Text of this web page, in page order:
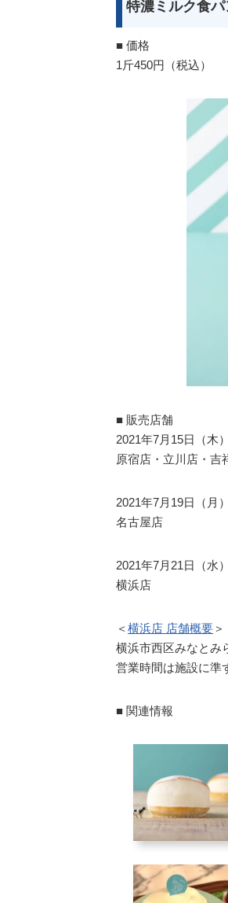
特濃ミルク食
■ 価格
1斤450円（税込）
■ 販売店舗
2021年7月15日（木
原宿店・立川店・吉
2021年7月19日（月
名古屋店
2021年7月21日（水
横浜店
＜横浜店 店舗概要＞
横浜市西区みなとみ
営業時間は施設に準
■ 関連情報